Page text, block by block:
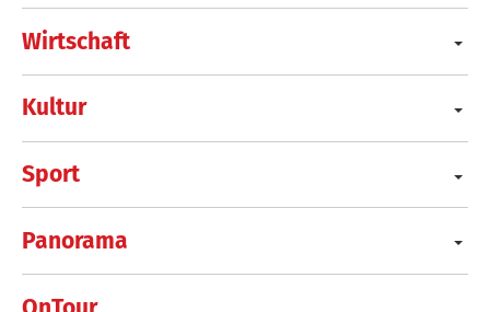
Wirtschaft
Kultur
Sport
Panorama